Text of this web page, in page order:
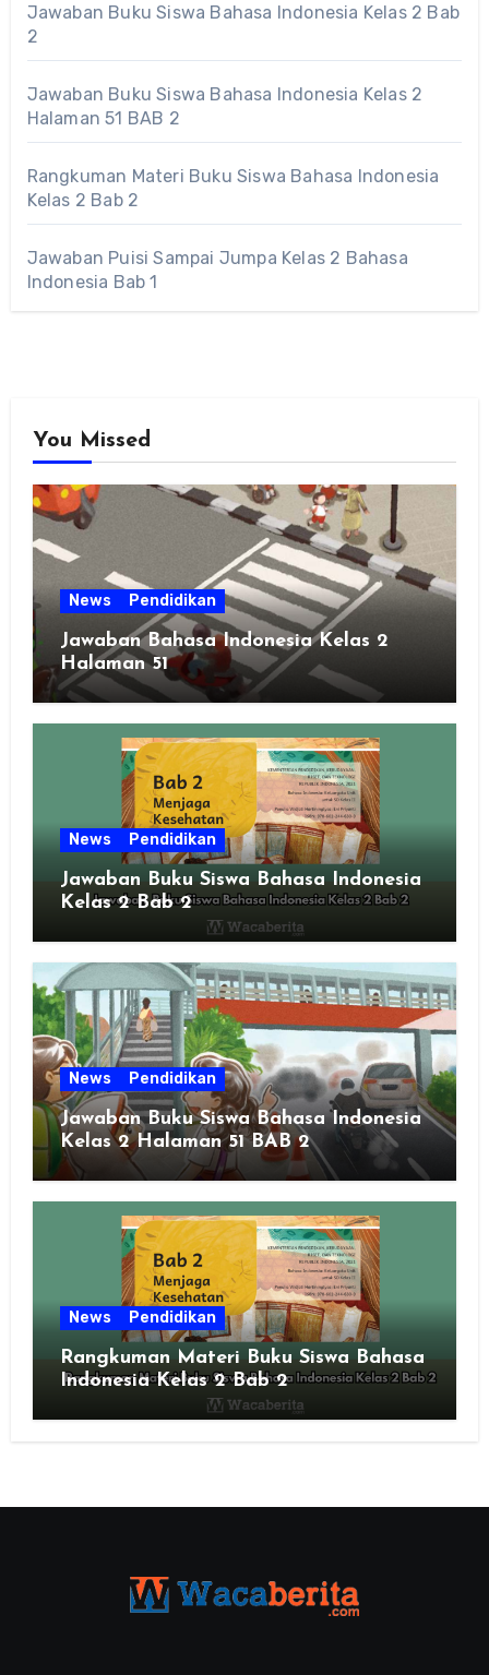
Jawaban Buku Siswa Bahasa Indonesia Kelas 2 Bab
2
Jawaban Buku Siswa Bahasa Indonesia Kelas 2
Halaman 51 BAB 2
Rangkuman Materi Buku Siswa Bahasa Indonesia
Kelas 2 Bab 2
Jawaban Puisi Sampai Jumpa Kelas 2 Bahasa
Indonesia Bab 1
You Missed
News Pendidikan
Jawaban Bahasa Indonesia Kelas 2
Halaman 51
News Pendidikan
Jawaban Buku Siswa Bahasa Indonesia
Kelas 2 Bab 2
News Pendidikan
Jawaban Buku Siswa Bahasa Indonesia
Kelas 2 Halaman 51 BAB 2
News Pendidikan
Rangkuman Materi Buku Siswa Bahasa
Indonesia Kelas 2 Bab 2